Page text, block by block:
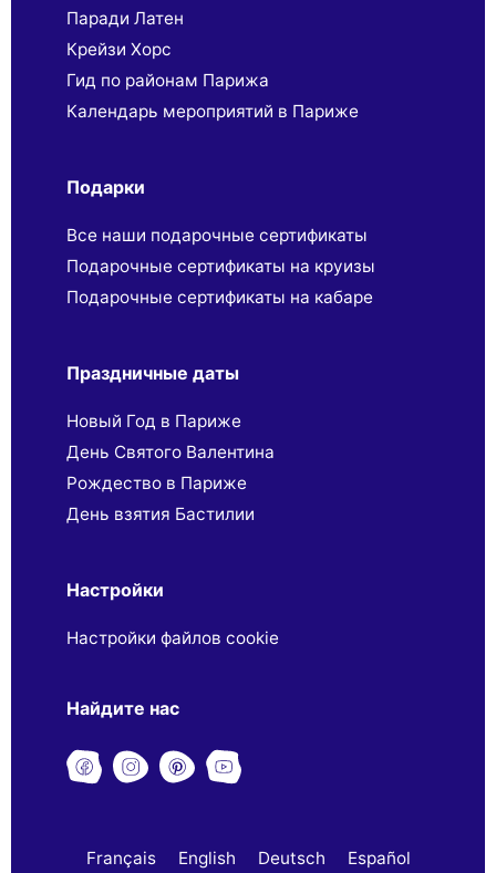
Паради Латен
Крейзи Хорс
Гид по районам Парижа
Календарь мероприятий в Париже
Подарки
Все наши подарочные сертификаты
Подарочные сертификаты на круизы
Подарочные сертификаты на кабаре
Праздничные даты
Новый Год в Париже
День Святого Валентина
Рождество в Париже
День взятия Бастилии
Настройки
Настройки файлов cookie
Найдите нас
Français English Deutsch Español